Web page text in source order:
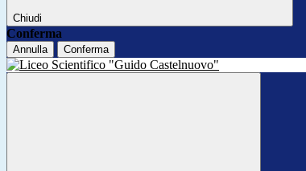
Chiudi
Conferma
Annulla Conferma